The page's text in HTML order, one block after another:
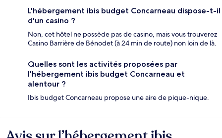
L'hébergement ibis budget Concarneau dispose-t-il
d'un casino ?
Non, cet hôtel ne possède pas de casino, mais vous trouverez
Casino Barrière de Bénodet (à 24 min de route) non loin de là.
Quelles sont les activités proposées par
l'hébergement ibis budget Concarneau et
alentour ?
Ibis budget Concarneau propose une aire de pique-nique.
Avis